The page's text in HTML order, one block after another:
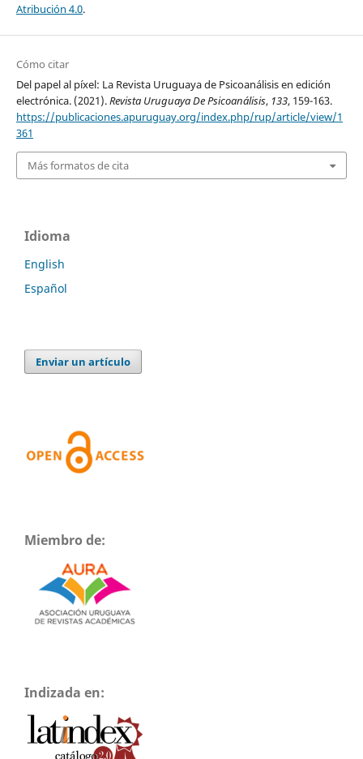
Atribución 4.0.
Cómo citar
Del papel al píxel: La Revista Uruguaya de Psicoanálisis en edición
electrónica. (2021).Revista Uruguaya De Psicoanálisis, 133, 159-163.
https://publicaciones.apuruguay.org/index.php/rup/article/view/1
361
Más formatos de cita
Idioma
English
Español
Enviar un artículo
Miembro de:
Indizada en: